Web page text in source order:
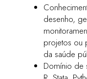
desenho,
projetos ou
da saúde
Domínio de